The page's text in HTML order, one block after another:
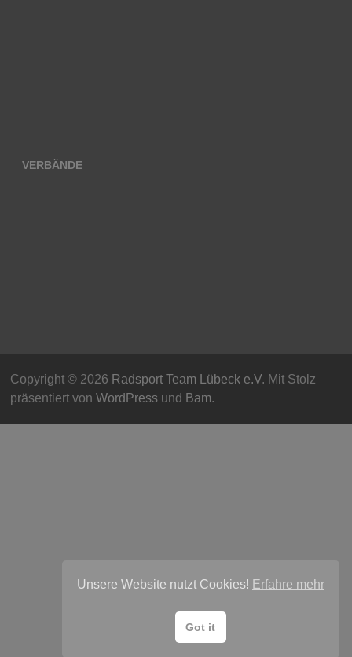
VERBÄNDE
Copyright © 2026 Radsport Team Lübeck e.V. Mit Stolz
präsentiert von WordPressund Bam.
Unsere Website nutzt Cookies! Erfahre mehr
Got it